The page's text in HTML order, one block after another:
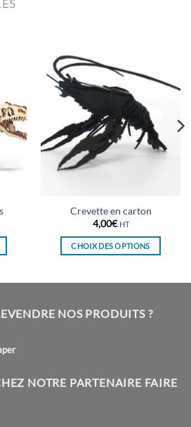
Crevette en carton
4,00€ HT
CHOIX DES OPTIONS
variations.
être
NOS PRODUITS ?
NOTRE PARTENAIRE FAIRE